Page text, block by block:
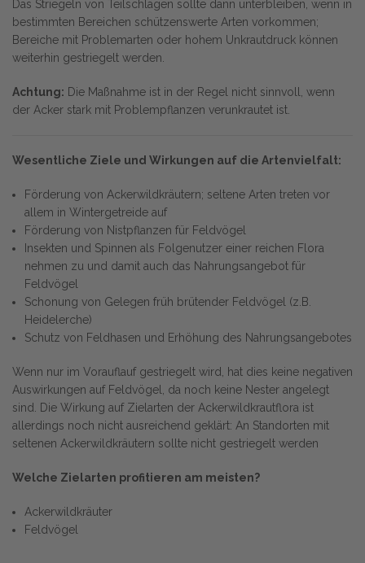
Das Striegeln von Teilschlägen sollte dann unterbleiben, wenn in
bestimmten Bereichen schützenswerte Arten vorkommen;
Bereiche mit Problemarten oder hohem Unkrautdruck können
weiterhin gestriegelt werden.
Achtung: Die Maßnahme ist in der Regel nicht sinnvoll, wenn
der Acker stark mit Problempflanzen verunkrautet ist.
Wesentliche Ziele und Wirkungen auf die Artenvielfalt:
Förderung von Ackerwildkräutern; seltene Arten treten vor
allem in Wintergetreide auf
Förderung von Nistpflanzen für Feldvögel
Insekten und Spinnen als Folgenutzer einer reichen Flora
nehmen zu und damit auch das Nahrungsangebot für
Feldvögel
Schonung von Gelegen früh brütender Feldvögel (z.B.
Heidelerche)
Schutz von Feldhasen und Erhöhung des Nahrungsangebotes
Wenn nur im Vorauflauf gestriegelt wird, hat dies keine negativen
Auswirkungen auf Feldvögel, da noch keine Nester angelegt
sind. Die Wirkung auf Zielarten der Ackerwildkrautflora ist
allerdings noch nicht ausreichend geklärt: An Standorten mit
seltenen Ackerwildkräutern sollte nicht gestriegelt werden
Welche Zielarten profitieren am meisten?
Ackerwildkräuter
Feldvögel